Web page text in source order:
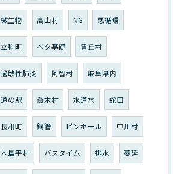
微生物 高山村 NG 悪循環
立科町 ベタ基礎 豊丘村
過敏性肺炎 阿智村 岐阜県内
道の駅 喬木村 水道水 蛇口
長和町 銅管 ピンホール 中川村
木島平村 バスタイム 排水 蔓延